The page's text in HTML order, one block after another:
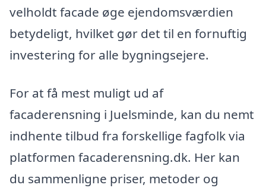
velholdt facade øge ejendomsværdien
betydeligt, hvilket gør det til en fornuftig
investering for alle bygningsejere.
For at få mest muligt ud af
facaderensning i Juelsminde, kan du nemt
indhente tilbud fra forskellige fagfolk via
platformen facaderensning.dk. Her kan
du sammenligne priser, metoder og